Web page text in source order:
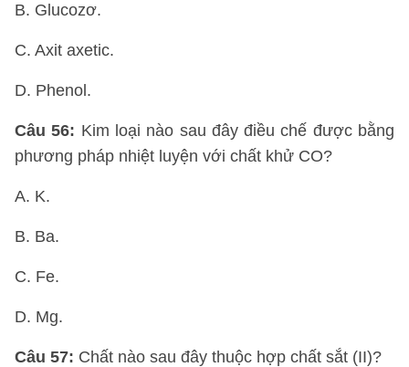
B. Glucozơ.
C. Axit axetic.
D. Phenol.
Câu 56: Kim loại nào sau đây điều chế được bằng
phương pháp nhiệt luyện với chất khử CO?
A. K.
B. Ba.
C. Fe.
D. Mg.
Câu 57: Chất nào sau đây thuộc hợp chất sắt (II)?